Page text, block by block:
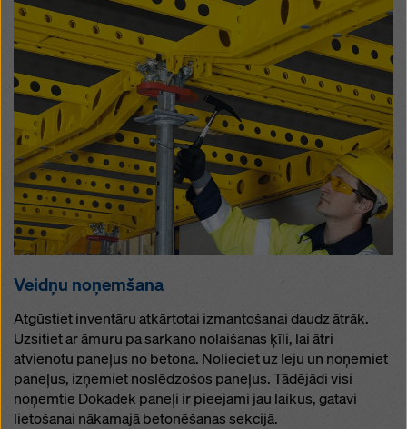
Veidņu noņemšana
Atgūstiet inventāru atkārtotai izmantošanai daudz ātrāk.
Uzsitiet ar āmuru pa sarkano nolaišanas ķīli, lai ātri
atvienotu paneļus no betona. Nolieciet uz leju un noņemiet
paneļus, izņemiet noslēdzošos paneļus. Tādējādi visi
noņemtie Dokadek paneļi ir pieejami jau laikus, gatavi
lietošanai nākamajā betonēšanas sekcijā.